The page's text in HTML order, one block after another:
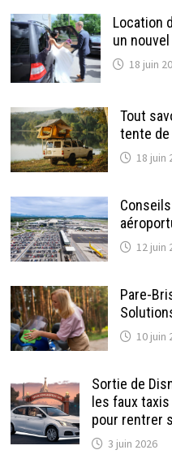
Location
un
18 juin
Tout
tente
18 juin
12 juin
Pare-
10 juin
Sortie de
les faux
pour rentrer
3 juin 2026